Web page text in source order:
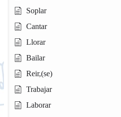
Soplar
Cantar
Llorar
Bailar
Reir,(se)
Trabajar
Laborar